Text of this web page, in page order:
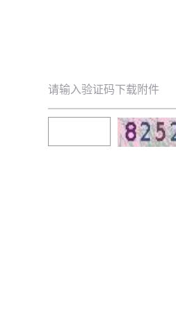
请输入验证码下载附件